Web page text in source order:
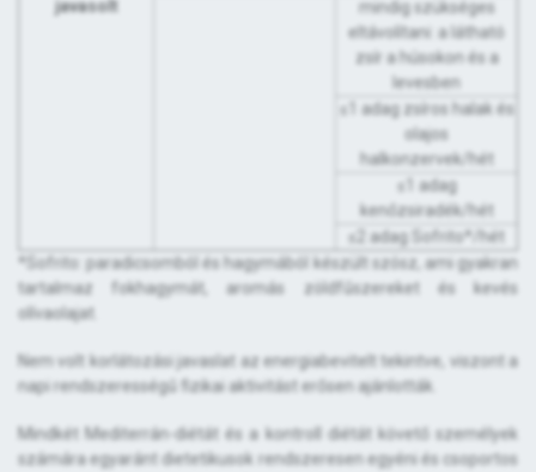
javasolt
mindig szükséges
eltávolítani: a látható
zsír a húsokon és a
levesben
≤1 adag zsíros halak és
olajos
halkonzervek/hét
≤1 adag
kenőzsiradék/hét
≤2 adag Sofrito*/hét
*Sofrito: paradicsomból és hagymából készült szósz, ami gyakran
tartalmaz fokhagymát, aromás zöldfűszereket és kevés
olívaolajat.
Nem volt korlátozási javaslat az energiabevitelt tekintve, viszont a
napi rendszerességű fizikai aktivitást erősen ajánlották.
Mindkét Mediterrán-diétát és a kontroll diétát követő személyek
számára egyaránt dietetikusok rendszeresen egyéni és csoportos